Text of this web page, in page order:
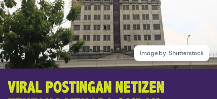
Image by:Shutterstock
VIRAL POSTINGAN NETIZEN